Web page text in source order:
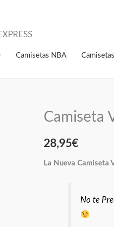
Camisetas NBA
Camiseta
28,95€
La Nueva
No te
Camiseta
Atlc.